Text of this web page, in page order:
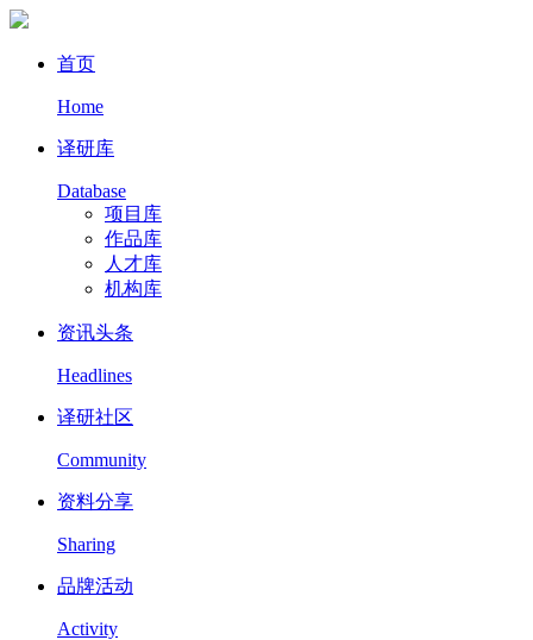
首页
Home
译研库
Database
项目库
作品库
人才库
机构库
资讯头条
Headlines
译研社区
Community
资料分享
Sharing
品牌活动
Activity